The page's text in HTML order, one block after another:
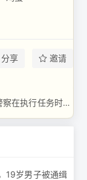
分享 邀请
近年来安省警察在执行任务时被杀
19岁男子被通缉